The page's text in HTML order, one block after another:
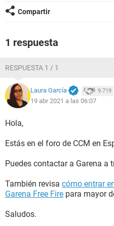
Compartir
1 respuesta
RESPUESTA 1 / 1
Laura García 9.719
19 abr 2021 a las 06:07
Hola,
Estás en el foro de CCM en
Puedes contactar a Garena a
También revisa cómo entrar
Garena Free Fire para mayor
Saludos.